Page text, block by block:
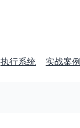
执行系统 实战案